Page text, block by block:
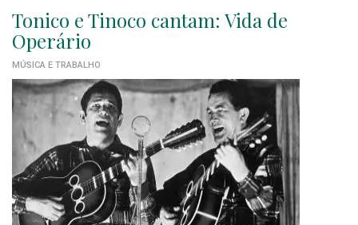
Tonico e Tinoco cantam: Vida de
Operário
MÚSICA E TRABALHO